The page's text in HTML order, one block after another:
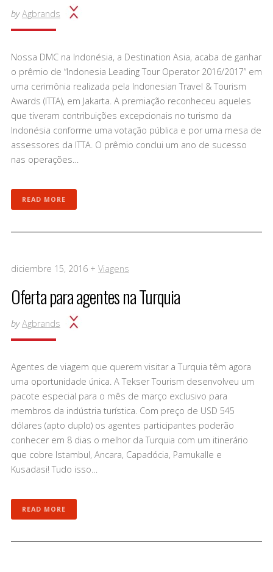
by Agbrands
Nossa DMC na Indonésia, a Destination Asia, acaba de ganhar
o prêmio de “Indonesia Leading Tour Operator 2016/2017” em
uma cerimônia realizada pela Indonesian Travel & Tourism
Awards (ITTA), em Jakarta. A premiação reconheceu aqueles
que tiveram contribuições excepcionais no turismo da
Indonésia conforme uma votação pública e por uma mesa de
assessores da ITTA. O prêmio conclui um ano de sucesso
nas operações…
READ MORE
diciembre 15, 2016 + Viagens
Oferta para agentes na Turquia
by Agbrands
Agentes de viagem que querem visitar a Turquia têm agora
uma oportunidade única. A Tekser Tourism desenvolveu um
pacote especial para o mês de março exclusivo para
membros da indústria turística. Com preço de USD 545
dólares (apto duplo) os agentes participantes poderão
conhecer em 8 dias o melhor da Turquia com um itinerário
que cobre Istambul, Ancara, Capadócia, Pamukalle e
Kusadasi! Tudo isso…
READ MORE